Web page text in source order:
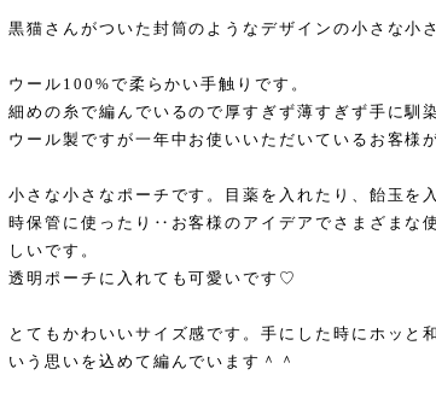
黒猫さんがついた封筒のようなデザインの小さな小
ウール100%で柔らかい手触りです。
細めの糸で編んでいるので厚すぎず薄すぎず手に馴
ウール製ですが一年中お使いいただいているお客様
小さな小さなポーチです。目薬を入れたり、飴玉を
時保管に使ったり‥お客様のアイデアでさまざまな
しいです。
透明ポーチに入れても可愛いです♡
とてもかわいいサイズ感です。手にした時にホッと
いう思いを込めて編んでいます＾＾